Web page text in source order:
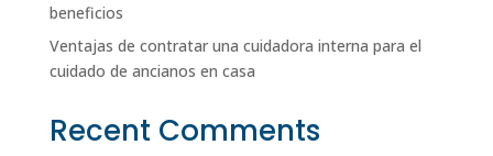
beneficios
Ventajas de contratar una cuidadora interna para el
cuidado de ancianos en casa
Recent Comments